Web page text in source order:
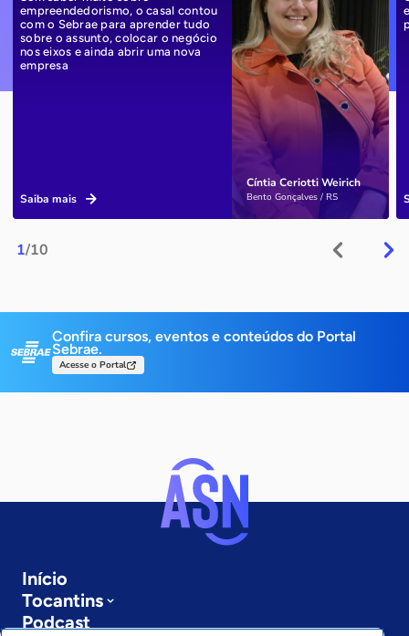
1/10
Cíntia Ceriotti Weirich
Bento Gonçalves / RS
empreendedorismo, o casal contou
com o Sebrae para aprender tudo
sobre o assunto, colocar o negócio
nos eixos e ainda abrir uma nova
empresa
Saiba mais
Confira cursos, eventos e conteúdos do Portal
Sebrae.
Acesse o Portal
Início
Tocantins
Podcast